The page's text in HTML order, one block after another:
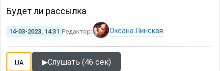
Будет ли рассылка
14-03-2023, 14:31 Редактор: Оксана Линская
UA ▶Слушать (46 сек)